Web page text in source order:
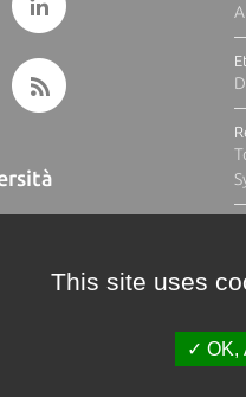
This site uses
OK,